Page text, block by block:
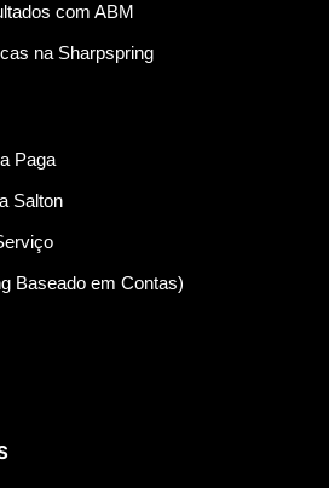
com ABM
na Sharpspring
Paga
Salton
Baseado em Contas)